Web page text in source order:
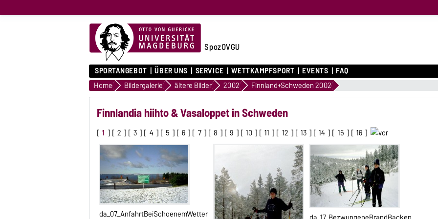
SpozOVGU
SPORTANGEBOT ÜBER UNS SERVICE WETTKAMPFSPORT EVENTS FAQ
Home Bildergalerie ältere Bilder 2002 Finnland+Schweden 2002
Finnlandia hiihto & Vasaloppet in Schweden
[ 1 ] [ 2 ] [ 3 ] [ 4 ] [ 5 ] [ 6 ] [ 7 ] [ 8 ] [ 9 ] [ 10 ] [ 11 ] [ 12 ] [ 13 ] [ 14 ] [ 15 ] [ 16 ]
da_07_AnfahrtBeiSchoenemWetter